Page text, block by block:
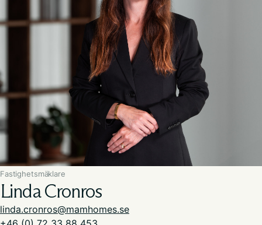
Fastighetsmäklare
Linda Cronros
linda.cronros@mamhomes.se